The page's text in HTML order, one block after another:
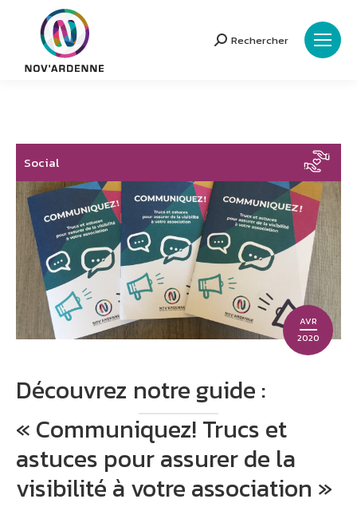
Search:
Rechercher
AVR
2020
Social
Découvrez notre guide :
« Communiquez! Trucs et
astuces pour assurer de la
visibilité à votre association »